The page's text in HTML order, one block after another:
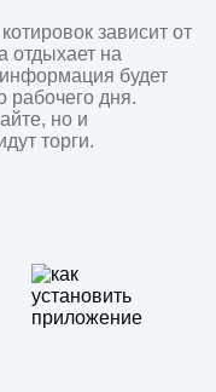
зависит от
отдыхает на
будет
рабочего дня.
но и
торги.